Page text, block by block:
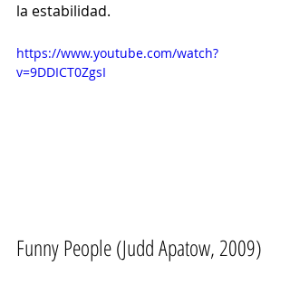
la estabilidad.
https://www.youtube.com/watch?
v=9DDICT0ZgsI
Funny People (Judd Apatow, 2009)